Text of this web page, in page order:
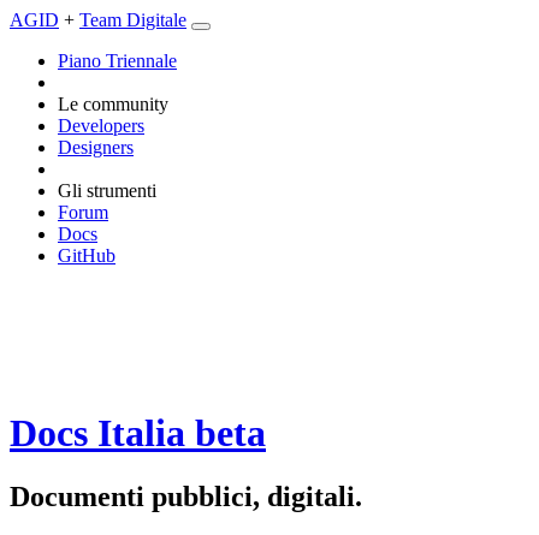
AGID + Team Digitale
Piano Triennale
Le community
Developers
Designers
Gli strumenti
Forum
Docs
GitHub
Docs Italia beta
Documenti pubblici, digitali.